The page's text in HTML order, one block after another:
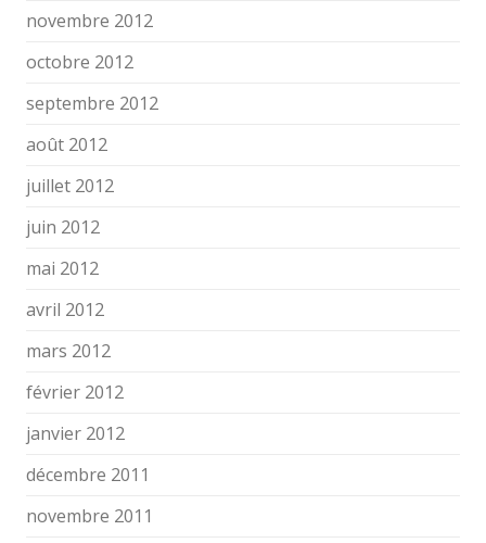
novembre 2012
octobre 2012
septembre 2012
août 2012
juillet 2012
juin 2012
mai 2012
avril 2012
mars 2012
février 2012
janvier 2012
décembre 2011
novembre 2011